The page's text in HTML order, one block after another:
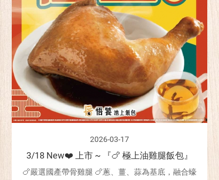
2026-03-17
3/18 New❤️ 上市 ~ 『🍗 極上油雞腿飯包』
🍗嚴選國產帶骨雞腿 🍗蔥、薑、蒜為基底，融合蠔